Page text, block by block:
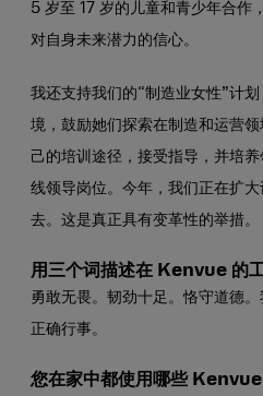
5 岁至 17 岁的儿童和青少年合作
对自身未来潜力的信心。
我还支持我们的“制造业女性”计
境，鼓励她们探索在制造和运营
己的培训途径，接受指导，并培
线领导岗位。今年，我们正在扩
去。这是真正具有变革性的举措。
用三个词描述在 Kenvue 的
勇敢无畏。韧劲十足。恪守道德
正确行事。
您在家中都使用哪些 Kenvue